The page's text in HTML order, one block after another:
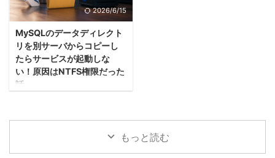
そこまで大げさにしなくてもよい
PowerShellで指定フォルダをZIP
化し、古いバックアップを自動削
除するスクリプトを作りました。
アプリケーション本体のフォルダ
2026/6/15
MySQLのデータディレクト
リを別サーバからコピーし
たらサービスが起動しな
い！原因はNTFS権限だった
話
各種設定値や環境情報についてよもっと読む